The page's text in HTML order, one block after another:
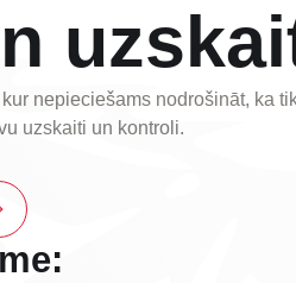
nepieciešams nodrošināt, ka
uzskaiti un kontroli.